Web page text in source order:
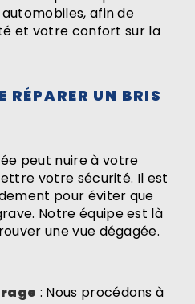
afin de
et votre confort sur la
RÉPARER UN BRIS
peut nuire à votre
votre sécurité. Il est
pour éviter que
Notre équipe est là
une vue dégagée.
: Nous procédons à